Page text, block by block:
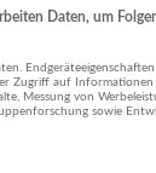
Daten, um
Zugriff auf Informationen
Messung von
sowie